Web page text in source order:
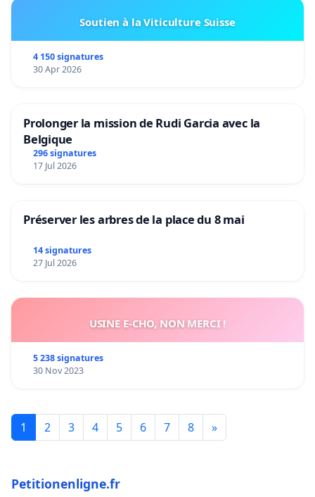
Soutien à la Viticulture Suisse
4 150 signatures
30 Apr 2026
Prolonger la mission de Rudi Garcia avec la
Belgique
296 signatures
17 Jul 2026
Préserver les arbres de la place du 8 mai
14 signatures
27 Jul 2026
USINE E-CHO, NON MERCI !
5 238 signatures
30 Nov 2023
1 2 3 4 5 6 7 8 »
Petitionenligne.fr